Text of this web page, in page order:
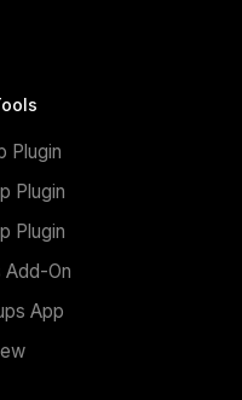
Plugin
Plugin
Plugin
Add-On
App